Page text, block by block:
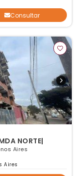
Consultar
NORTE|
Aires
Aires